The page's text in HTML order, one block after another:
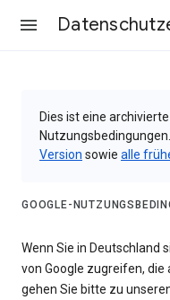
Dies ist eine
Version sowie alle
GOOGLE-
Wenn Sie in Deutschland
von Google zugreifen,
gehen Sie bitte zu